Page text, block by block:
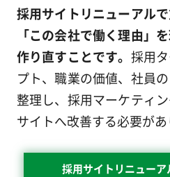
採用サイトリニューアル
「この会社で働く理由」
作り直すことです。 採用
プト、職業の価値、社員
整理し、採用マーケティ
サイトへ改善する必要があ
採用サイトリニューア